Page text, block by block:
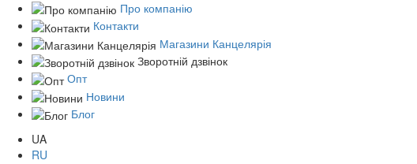
Про компанію
Контакти
Магазини Канцелярія
Зворотній дзвінок
Опт
Новини
Блог
UA
RU